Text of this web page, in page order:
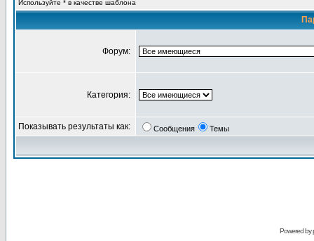
Используйте * в качестве шаблона
Форум:
Категория:
Показывать результаты как: Сообщения Темы
Powered by